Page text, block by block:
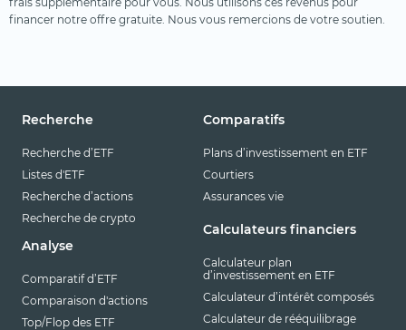
financer notre offre gratuite. Nous vous remercions de votre soutien.
Recherche
Recherche d’ETF
Listes d'ETF
Recherche d’actions
Recherche de crypto
Analyse
Comparatif d’ETF
Comparaison d'actions
Top/Flop des ETF
Comparatifs
Plans d’investissement en ETF
Courtiers
Assurances vie
Calculateurs financiers
Calculateur plan
d’investissement en ETF
Calculateur d’intérêt composés
Calculateur de rééquilibrage